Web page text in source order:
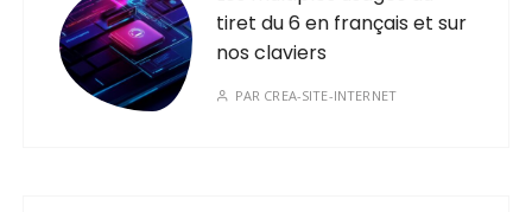
tiret du 6 en français et sur
nos claviers
PAR CREA-SITE-INTERNET